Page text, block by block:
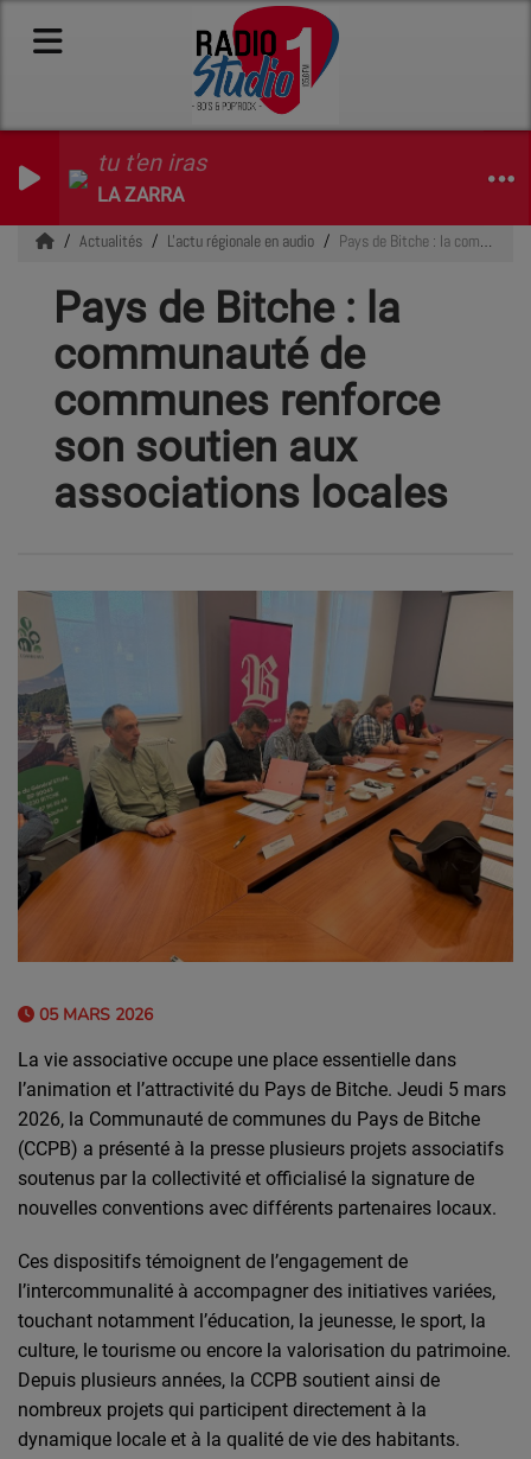
tu t'en iras
LA ZARRA
Actualités L'actu régionale en audio Pays de Bitche : la communauté de communes renforce son soutien aux associations locales
Pays de Bitche : la
communauté de
communes renforce
son soutien aux
associations locales
05 MARS 2026
La vie associative occupe une place essentielle dans
l’animation et l’attractivité du Pays de Bitche. Jeudi 5 mars
2026, la Communauté de communes du Pays de Bitche
(CCPB) a présenté à la presse plusieurs projets associatifs
soutenus par la collectivité et officialisé la signature de
nouvelles conventions avec différents partenaires locaux.
Ces dispositifs témoignent de l’engagement de
l’intercommunalité à accompagner des initiatives variées,
touchant notamment l’éducation, la jeunesse, le sport, la
culture, le tourisme ou encore la valorisation du patrimoine.
Depuis plusieurs années, la CCPB soutient ainsi de
nombreux projets qui participent directement à la
dynamique locale et à la qualité de vie des habitants.